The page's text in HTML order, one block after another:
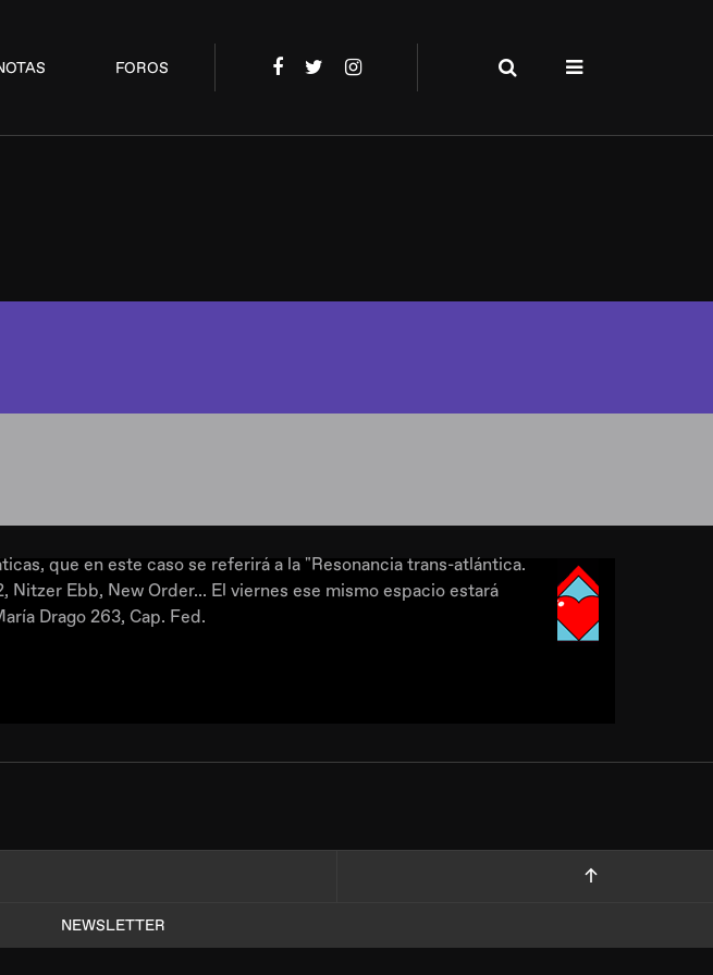
FOROS
que en este caso se referirá a la "Resonancia trans-atlántica.
Ebb, New Order... El viernes ese mismo espacio estará
Drago 263, Cap. Fed.
NEWSLETTER